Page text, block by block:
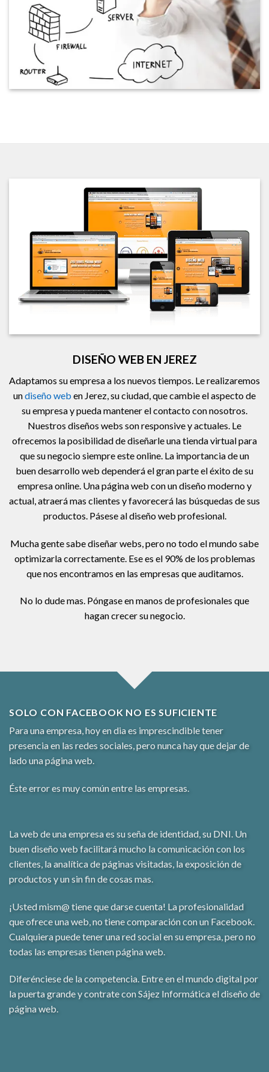
DISEÑO WEB EN JEREZ
Adaptamos su empresa a los nuevos tiempos. Le realizaremos
undiseño web en Jerez, su ciudad, que cambie el aspecto de
su empresa y pueda mantener el contacto con nosotros.
Nuestros diseños webs son responsive y actuales. Le
ofrecemos la posibilidad de diseñarle una tienda virtual para
que su negocio siempre este online. La importancia de un
buen desarrollo web dependerá el gran parte el éxito de su
empresa online. Una página web con un diseño moderno y
actual, atraerá mas clientes y favorecerá las búsquedas de sus
productos. Pásese al diseño web profesional.
Mucha gente sabe diseñar webs, pero no todo el mundo sabe
optimizarla correctamente. Ese es el 90% de los problemas
que nos encontramos en las empresas que auditamos.
No lo dude mas. Póngase en manos de profesionales que
hagan crecer su negocio.
SOLO CON FACEBOOK NO ES SUFICIENTE
Para una empresa, hoy en dia es imprescindible tener
presencia en las redes sociales, pero nunca hay que dejar de
lado una página web.
Éste error es muy común entre las empresas.
La web de una empresa es su seña de identidad, su DNI. Un
buen diseño web facilitará mucho la comunicación con los
clientes, la analítica de páginas visitadas, la exposición de
productos y un sin fin de cosas mas.
¡Usted mism@ tiene que darse cuenta! La profesionalidad
que ofrece una web, no tiene comparación con un Facebook.
Cualquiera puede tener una red social en su empresa, pero no
todas las empresas tienen página web.
Diferénciese de la competencia. Entre en el mundo digital por
la puerta grande y contrate con Sájez Informática el diseño de
página web.